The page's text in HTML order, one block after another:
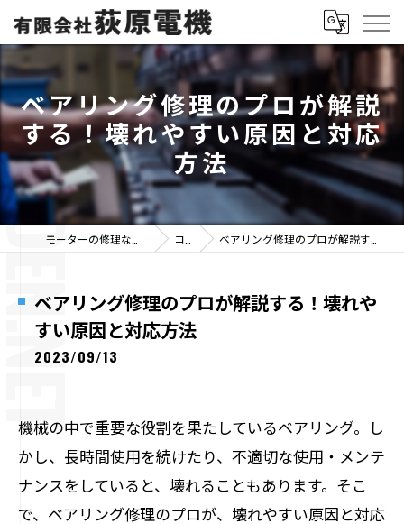
ベアリング修理のプロが解説
する！壊れやすい原因と対応
方法
コラム ベアリング修理のプロが解説する！壊れやすい原因と対応方法
ベアリング修理のプロが解説する！壊れや
すい原因と対応方法
2023/09/13
機械の中で重要な役割を果たしているベアリング。し
かし、長時間使用を続けたり、不適切な使用・メンテ
ナンスをしていると、壊れることもあります。そこ
で、ベアリング修理のプロが、壊れやすい原因と対応